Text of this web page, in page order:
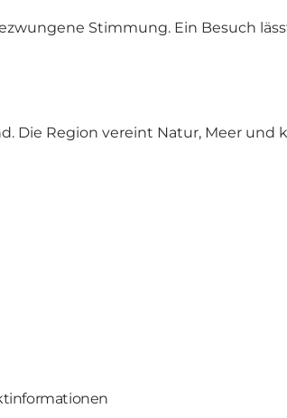
Stimmung. Ein Besuch
Die Region vereint Natur, Meer